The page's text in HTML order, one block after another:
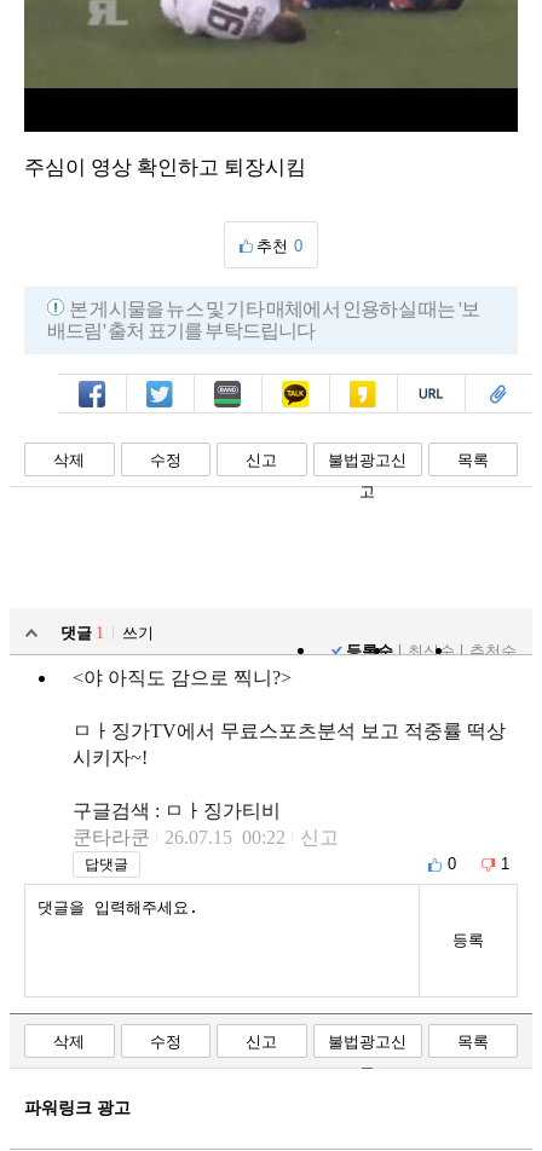
n
t
o
e
d
0
.
0
주심이 영상 확인하고 퇴장시킴
추천 0
본 게시물을 뉴스 및 기타 매체에서 인용하실 때는 '보
배드림' 출처 표기를 부탁드립니다
페북 트윗 밴드 카톡 카스 복사 스크랩
삭제 수정 신고
불법광고신
고
목록
댓글 1
쓰기
등록순
최신순 추천순
<야 아직도 감으로 찍니?>
ㅁㅏ징가TV에서 무료스포츠분석 보고 적중률 떡상
시키자~!
구글검색 : ㅁㅏ징가티비
쿤타라쿤
26.07.15 00:22 신고
답댓글 0 1
등록
삭제 수정 신고
불법광고신
고
목록
파워링크 광고